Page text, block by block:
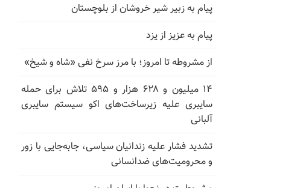
پیام به زبیر شیر خروشان از بلوچستان
پیام به عزیز از یزد
از مشروطه تا امروز؛ با مرز سرخ نفی «شاه و شیخ»
۱۴ میلیون و ۶۲۸ هزار و ۵۹۵ تلاش برای حمله
سایبری علیه زیرساخت‌های اکو سیستم سایبری
آلبانی
تشدید فشار علیه زندانیان سیاسی، جابه‌جایی با زور
و محرومیت‌های ضدانسانی